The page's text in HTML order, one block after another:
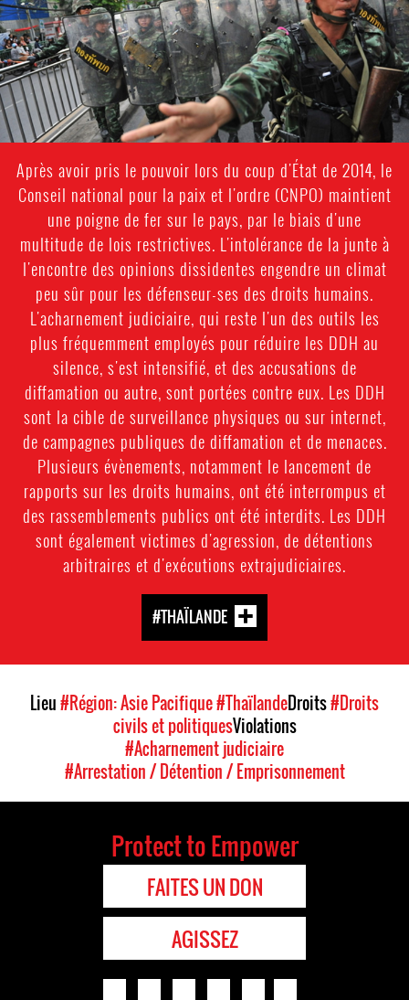
#Thailand-
General-
Context.jpg
Après avoir pris le pouvoir lors du coup d'État de 2014, le
Conseil national pour la paix et l'ordre (CNPO) maintient
une poigne de fer sur le pays, par le biais d'une
multitude de lois restrictives. L'intolérance de la junte à
l'encontre des opinions dissidentes engendre un climat
peu sûr pour les défenseur-ses des droits humains.
L'acharnement judiciaire, qui reste l'un des outils les
plus fréquemment employés pour réduire les DDH au
silence, s'est intensifié, et des accusations de
diffamation ou autre, sont portées contre eux. Les DDH
sont la cible de surveillance physiques ou sur internet,
de campagnes publiques de diffamation et de menaces.
Plusieurs évènements, notamment le lancement de
rapports sur les droits humains, ont été interrompus et
des rassemblements publics ont été interdits. Les DDH
sont également victimes d'agression, de détentions
arbitraires et d'exécutions extrajudiciaires.
#THAÏLANDE
Lieu#Région: Asie Pacifique#ThaïlandeDroits#Droits
civils et politiquesViolations
#Acharnement judiciaire
#Arrestation / Détention / Emprisonnement
Protect to Empower
FAITES UN DON
AGISSEZ